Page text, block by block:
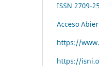
ISSN 2709-
Acceso
https://
https://